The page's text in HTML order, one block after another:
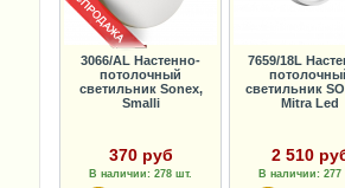
3066/AL Настенно-
потолочный
светильник Sonex,
Smalli
370 руб
В наличии: 278 шт.
7659/18L
светильник
Mitra Led
2 510
В наличии: 277